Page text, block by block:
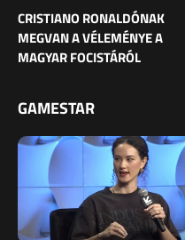
CRISTIANO RONALDÓNAK
MEGVAN A VÉLEMÉNYE A
MAGYAR FOCISTÁRÓL
GAMESTAR